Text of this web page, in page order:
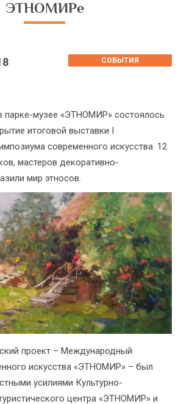
ЭТНОМИРе
СОБЫТИЯ
парке-музее «ЭТНОМИР» состоялось
итоговой выставки I
современного искусства. 12
мастеров декоративно-
мир этносов.
проект – Международный
искусства «ЭТНОМИР» – был
усилиями Культурно-
центра «ЭТНОМИР» и